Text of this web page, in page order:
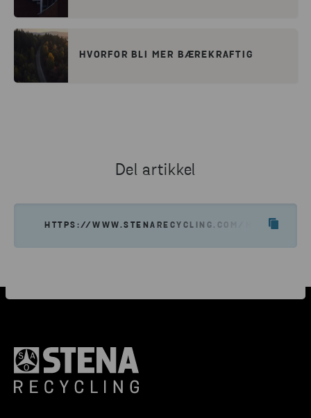
HVORFOR BLI MER BÆREKRAFTIG
Del artikkel
HTTPS://WWW.STENARECYCLING.COM/NO/